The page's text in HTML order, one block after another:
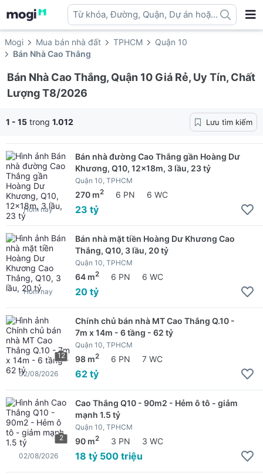
Từ khóa, Đường, Quận, Dự án hoặc
địa danh ...
Mogi Mua bán nhà đất TPHCM
Quận 10
Bán Nhà Cao Thắng
Bán Nhà Cao Thắng, Quận 10 Giá Rẻ, Uy Tín, Chất
Lượng T8/2026
1 - 15 trong 1.012 Lưu tìm kiếm
Bán nhà đường Cao Thắng gần Hoàng Dư
Khương, Q10, 12x18m, 3 lầu, 23 tỷ
Quận 10, TPHCM
270 m2 6 PN 6 WC
23 tỷ
Hôm nay
Bán nhà mặt tiền Hoàng Dư Khương Cao
Thắng, Q10, 3 lầu, 20 tỷ
Quận 10, TPHCM
64 m2 6 PN 6 WC
20 tỷ
Hôm nay
12
Chính chủ bán nhà MT Cao Thắng Q.10 -
7m x 14m - 6 tầng - 62 tỷ
Quận 10, TPHCM
98 m2 6 PN 7 WC
62 tỷ
02/08/2026
2
Cao Thắng Q10 - 90m2 - Hẻm ô tô - giảm
mạnh 1.5 tỷ
Quận 10, TPHCM
90 m2 3 PN 3 WC
18 tỷ 500 triệu
02/08/2026